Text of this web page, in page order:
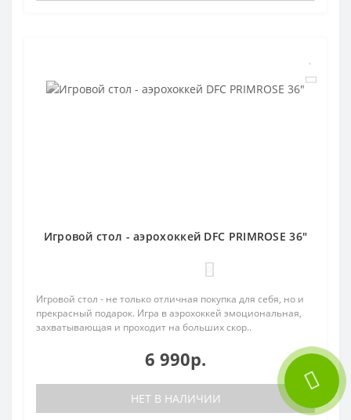
Игровой стол - аэрохоккей DFC PRIMROSE 36"
Игровой стол - не только отличная покупка для себя, но и
прекрасный подарок. Игра в аэрохоккей эмоциональная,
захватывающая и проходит на больших скор..
6 990р.
НЕТ В НАЛИЧИИ